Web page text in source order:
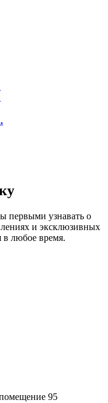
первыми узнавать о
и эксклюзивных
в любое время.
95